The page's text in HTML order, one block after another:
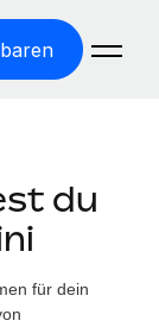
du
für dein